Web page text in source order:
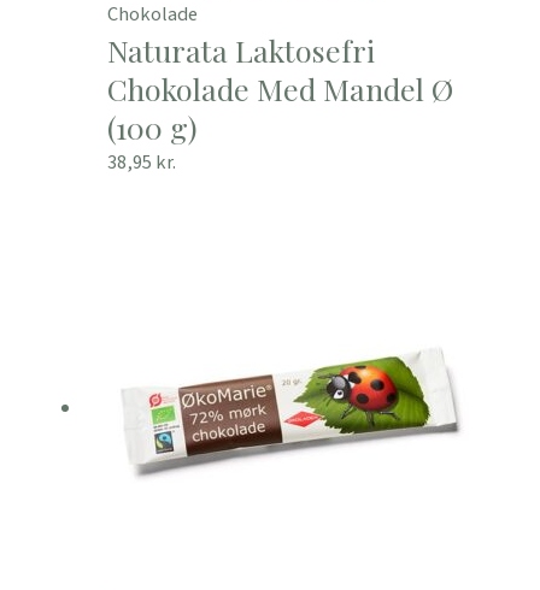
Chokolade
Naturata Laktosefri
Chokolade Med Mandel Ø
(100 g)
38,95 kr.